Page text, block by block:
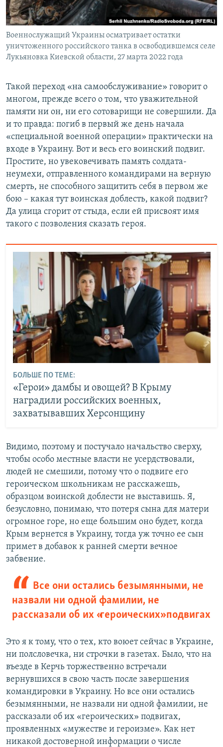
Военнослужащий Украины осматривает остатки
уничтоженного российского танка в освободившемся селе
Лукьяновка Киевской области, 27 марта 2022 года
Такой переход «на самообслуживание» говорит о
многом, прежде всего о том, что уважительной
памяти ни он, ни его сотоварищи не совершили. Да
и то правда: погиб в первый же день начала
«специальной военной операции» практически на
входе в Украину. Вот и весь его воинский подвиг.
Простите, но увековечивать память солдата-
неумехи, отправленного командирами на верную
смерть, не способного защитить себя в первом же
бою – какая тут воинская доблесть, какой подвиг?
Да улица сгорит от стыда, если ей присвоят имя
такого с позволения сказать героя.
БОЛЬШЕ ПО ТЕМЕ:
«Герои» дамбы и овощей? В Крыму
наградили российских военных,
захватывавших Херсонщину
Видимо, поэтому и постучало начальство сверху,
чтобы особо местные власти не усердствовали,
людей не смешили, потому что о подвиге его
героическом школьникам не расскажешь,
образцом воинской доблести не выставишь. Я,
безусловно, понимаю, что потеря сына для матери
огромное горе, но еще большим оно будет, когда
Крым вернется в Украину, тогда уж точно ее сын
примет в добавок к ранней смерти вечное
забвение.
Все они остались безымянными, не
назвали ни одной фамилии, не
рассказали об их «героических» подвигах
Это я к тому, что о тех, кто воюет сейчас в Украине,
ни полсловечка, ни строчки в газетах. Было, что на
въезде в Керчь торжественно встречали
вернувшихся в свою часть после завершения
командировки в Украину. Но все они остались
безымянными, не назвали ни одной фамилии, не
рассказали об их «героических» подвигах,
проявленных «мужестве и героизме». Как нет
никакой достоверной информации о числе